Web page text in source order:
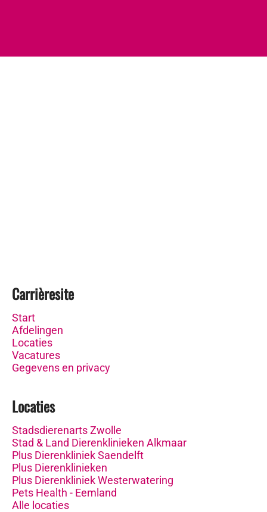
Carrièresite
Start
Afdelingen
Locaties
Vacatures
Gegevens en privacy
Locaties
Stadsdierenarts Zwolle
Stad & Land Dierenklinieken Alkmaar
Plus Dierenkliniek Saendelft
Plus Dierenklinieken
Plus Dierenkliniek Westerwatering
Pets Health - Eemland
Alle locaties